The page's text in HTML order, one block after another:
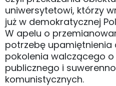
uniwersytetowi, którzy
już w demokratycznej
W apelu o
potrzebę upamiętnienia
pokolenia walczącego
publicznego i
komunistycznych.